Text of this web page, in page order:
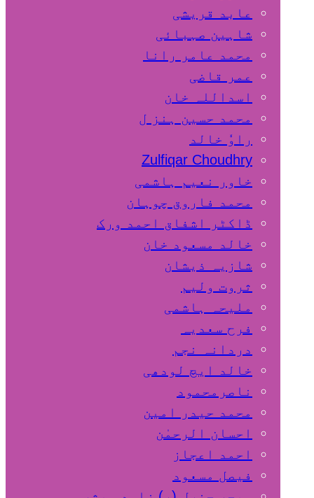
عابد قریشی
شاہین صہبائی
محمد عامر رانا
عمر قاضی
اسداللہ خان
محمد حسین ہنز ل
راوٗ خالد
Zulfiqar Choudhry
خاور نعیم ہاشمی
محمد فاروق چوہان
ڈاکٹر اشفاق احمد ورک
خالد مسعود خان
شازیہ ذیشان
ثروت ولیم
ملیحہ ہاشمی
فرح سعدیہ
دردانہ نجم
خالد ایچ لودھی
ناصرمحمود
محمد حیدر امین
احسان الرحمٰن
احمد اعجاز
فیصل مسعود